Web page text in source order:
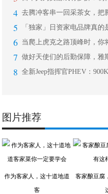
4
5
6
7
8 全新Jeep指挥官PHEV：900K
图片推荐
作为客家人，这十道地道
客
客家酿豆腐